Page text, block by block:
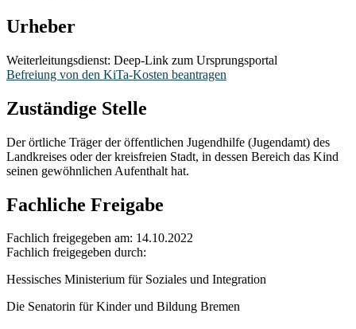
Urheber
Weiterleitungsdienst: Deep-Link zum Ursprungsportal
Befreiung von den KiTa-Kosten beantragen
Zuständige Stelle
Der örtliche Träger der öffentlichen Jugendhilfe (Jugendamt) des
Landkreises oder der kreisfreien Stadt, in dessen Bereich das Kind
seinen gewöhnlichen Aufenthalt hat.
Fachliche Freigabe
Fachlich freigegeben am: 14.10.2022
Fachlich freigegeben durch:
Hessisches Ministerium für Soziales und Integration
Die Senatorin für Kinder und Bildung Bremen